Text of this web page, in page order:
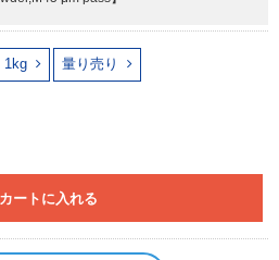
1kg 量り売り
カートに入れる